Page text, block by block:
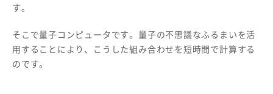
す。
そこで量子コンピュータです。量子の不思議なふるまいを活
用することにより、こうした組み合わせを短時間で計算する
のです。